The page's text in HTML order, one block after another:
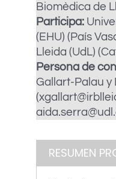
Biomèdica de
Participa:
(EHU) (País
Lleida (UdL)
Persona de
Gallart-Palau y
RESUMEN